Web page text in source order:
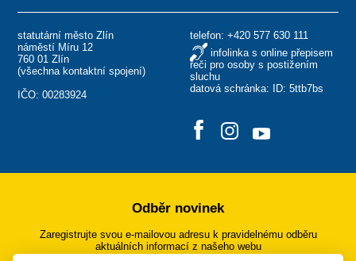
statutární město Zlín
náměstí Míru 12
760 01 Zlín
(všechna kontaktní spojení)
IČO: 00283924
telefon: +420 577 630 111
infolinka s online přepisem
řeči pro osoby s postižením
sluchu
datová schránka: ID: 5ttb7bs
Odběr novinek
Zaregistrujte svou e-mailovou adresu k pravidelnému odběru
aktuálních informací z našeho webu